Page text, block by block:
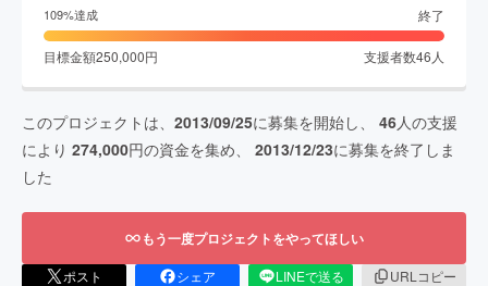
109%達成 終了
目標金額250,000円 支援者数46 人
このプロジェクトは、 2013/09/25に募集を開始し、 46人の支援
により 274,000円の資金を集め、 2013/12/23に募集を終了しま
した
もう一度プロジェクトをやってほしい
ポスト シェア LINEで送る
URLコピー